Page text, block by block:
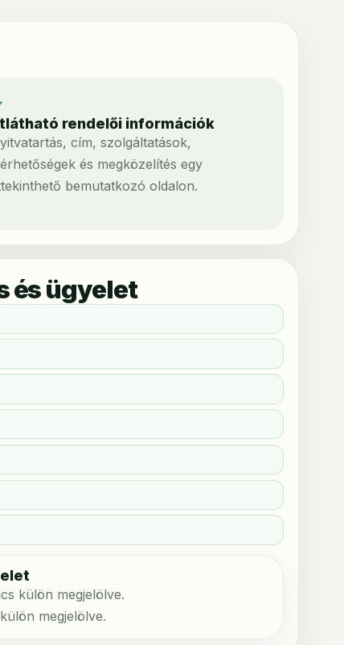
rendelői információk
cím, szolgáltatások,
és megközelítés egy
bemutatkozó oldalon.
és ügyelet
külön megjelölve.
megjelölve.